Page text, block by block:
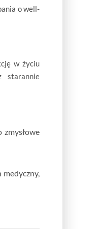
o well-
w życiu
starannie